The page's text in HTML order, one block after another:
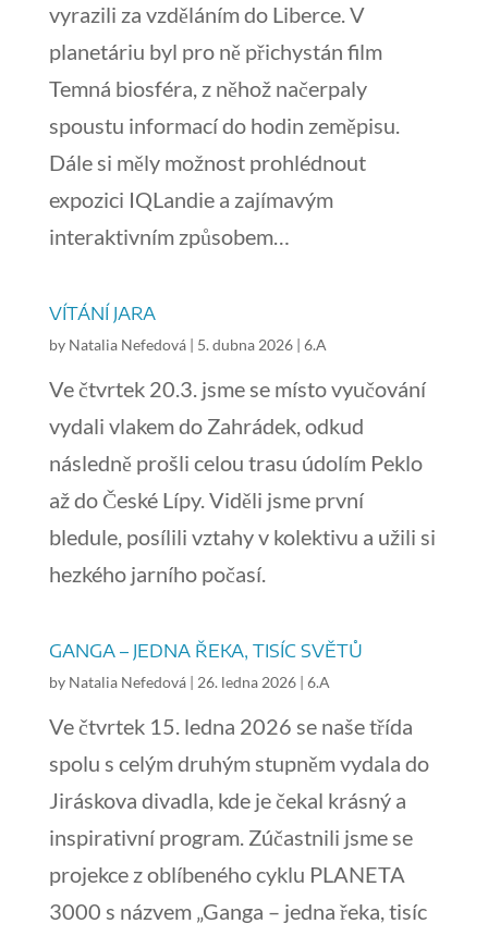
vyrazili za vzděláním do Liberce. V
planetáriu byl pro ně přichystán film
Temná biosféra, z něhož načerpaly
spoustu informací do hodin zeměpisu.
Dále si měly možnost prohlédnout
expozici IQLandie a zajímavým
interaktivním způsobem…
VÍTÁNÍ JARA
by Natalia Nefedová| 5. dubna 2026| 6.A
Ve čtvrtek 20.3. jsme se místo vyučování
vydali vlakem do Zahrádek, odkud
následně prošli celou trasu údolím Peklo
až do České Lípy. Viděli jsme první
bledule, posílili vztahy v kolektivu a užili si
hezkého jarního počasí.
GANGA – JEDNA ŘEKA, TISÍC SVĚTŮ
by Natalia Nefedová| 26. ledna 2026| 6.A
Ve čtvrtek 15. ledna 2026 se naše třída
spolu s celým druhým stupněm vydala do
Jiráskova divadla, kde je čekal krásný a
inspirativní program. Zúčastnili jsme se
projekce z oblíbeného cyklu PLANETA
3000 s názvem „Ganga – jedna řeka, tisíc